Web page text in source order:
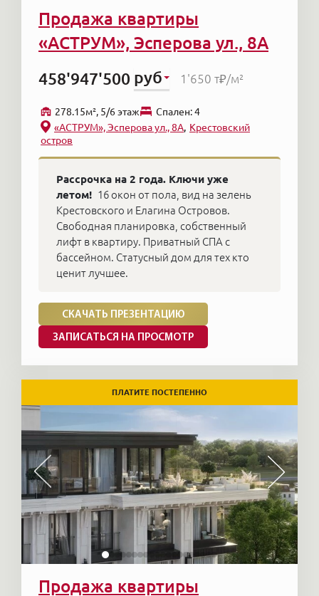
Продажа квартиры
«АСТРУМ», Эсперова ул., 8А
458'947'500 руб 1'650 т₽/м²
278.15м², 5/6 этаж
Cпален: 4
«АСТРУМ», Эсперова ул., 8А Крестовский
остров
Рассрочка на 2 года. Ключи уже
летом! 16 окон от пола, вид на зелень
Крестовского и Елагина Островов.
Свободная планировка, собственный
лифт в квартиру. Приватный СПА с
бассейном. Статусный дом для тех кто
ценит лучшее.
СКАЧАТЬ ПРЕЗЕНТАЦИЮ
ЗАПИСАТЬСЯ НА ПРОСМОТР
ПЛАТИТЕ ПОСТЕПЕННО
Продажа квартиры